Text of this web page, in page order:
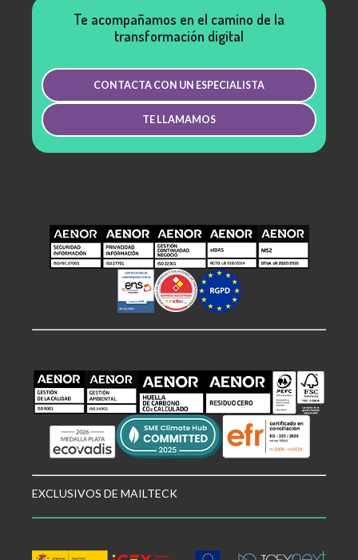
Te acompañamos en el camino de la
transformación digital
CONTACTA CON UN ESPECIALISTA
TE LLAMAMOS
EXCLUSIVOS DE MAILTECK